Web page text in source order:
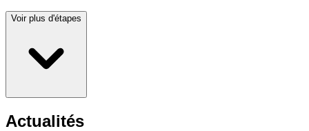
Voir plus d'étapes
Actualités